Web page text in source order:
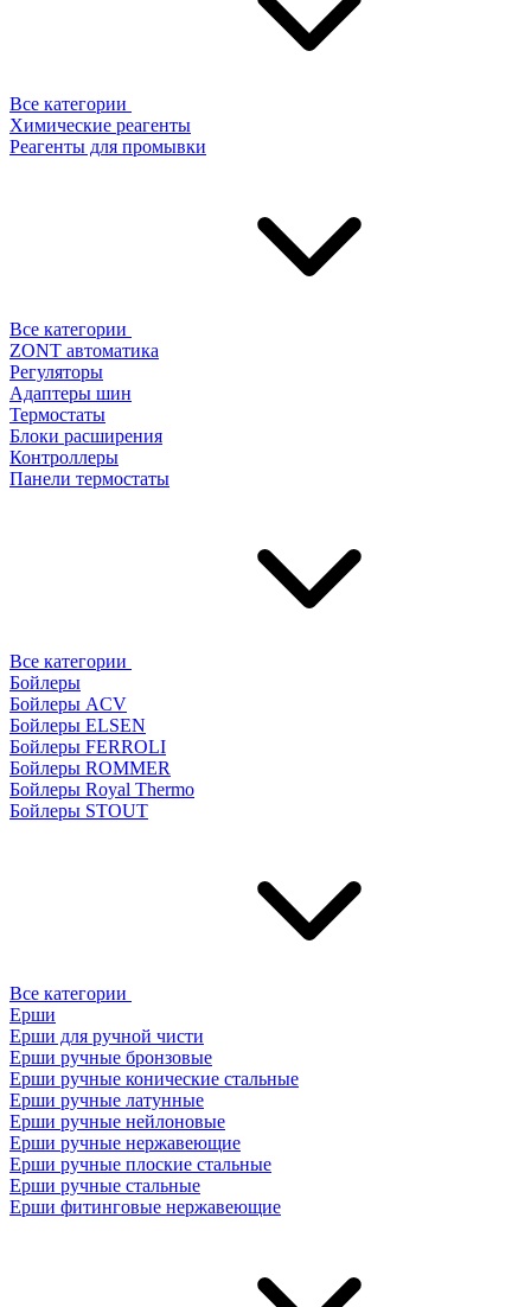
Все категории
Химические реагенты
Реагенты для промывки
Все категории
ZONT автоматика
Регуляторы
Адаптеры шин
Термостаты
Блоки расширения
Контроллеры
Панели термостаты
Все категории
Бойлеры
Бойлеры ACV
Бойлеры ELSEN
Бойлеры FERROLI
Бойлеры ROMMER
Бойлеры Royal Thermo
Бойлеры STOUT
Все категории
Ерши
Ерши для ручной чисти
Ерши ручные бронзовые
Ерши ручные конические стальные
Ерши ручные латунные
Ерши ручные нейлоновые
Ерши ручные нержавеющие
Ерши ручные плоские стальные
Ерши ручные стальные
Ерши фитинговые нержавеющие